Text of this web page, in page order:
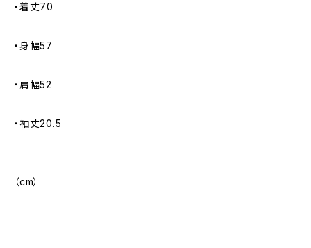
・着丈70
・身幅57
・肩幅52
・袖丈20.5
（cm）